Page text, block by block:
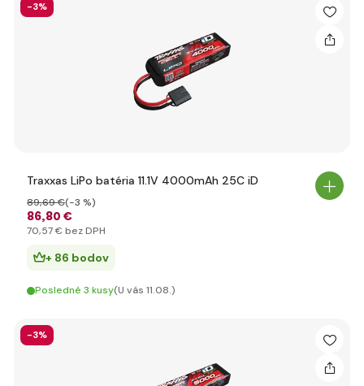
-3%
Traxxas LiPo batéria 11.1V 4000mAh 25C iD
86,80 €
89,69 €(-3 %)
70,57 € bez DPH
+ 86 bodov
Posledné 3 kusy(U vás 11.08.)
-3%